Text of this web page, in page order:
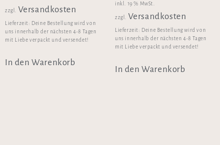
zzgl. Versandkosten
Lieferzeit: Deine Bestellung wird von
uns innerhalb der nächsten 4-8 Tagen
mit Liebe verpackt und versendet!
In den Warenkorb
inkl. 19 % MwSt.
zzgl. Versandkosten
Lieferzeit: Deine Bestellung wird von
uns innerhalb der nächsten 4-8 Tagen
mit Liebe verpackt und versendet!
In den Warenkorb